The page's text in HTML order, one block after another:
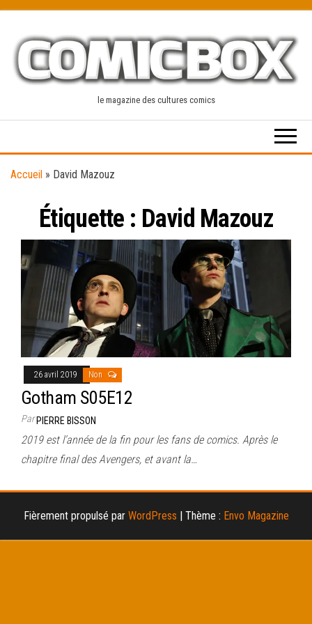
content
le magazine des cultures comics
Accueil » David Mazouz
Étiquette : David Mazouz
26 avril 2019 Non
Gotham S05E12
ParPIERRE BISSON
2019 est l’année de la fin pour les fans de comics. Après le
chapitre final des Avengers, et avant la…
Fièrement propulsé par WordPress | Thème : Envo Magazine